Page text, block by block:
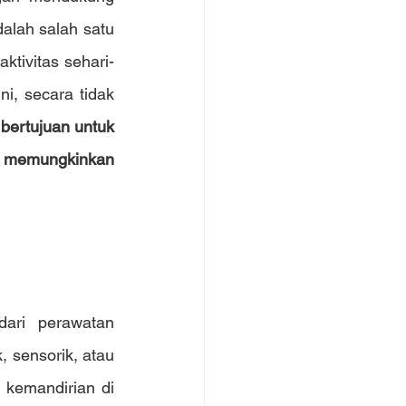
salah satu
sehari-
secara tidak
untuk
perawatan
sensorik, atau
di